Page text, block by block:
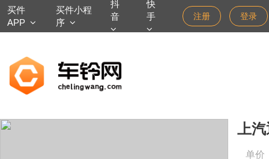
买件
APP
买件小程
序
抖
音
快
手
注册 登录
上
单价